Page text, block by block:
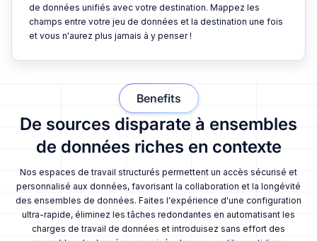
de données unifiés avec votre destination. Mappez les
champs entre votre jeu de données et la destination une fois
et vous n'aurez plus jamais à y penser !
De sources disparate à ensembles
de données riches en contexte
Nos espaces de travail structurés permettent un accès sécurisé et
personnalisé aux données, favorisant la collaboration et la longévité
des ensembles de données. Faites l'expérience d'une configuration
ultra-rapide, éliminez les tâches redondantes en automatisant les
charges de travail de données et introduisez sans effort des
Benefits